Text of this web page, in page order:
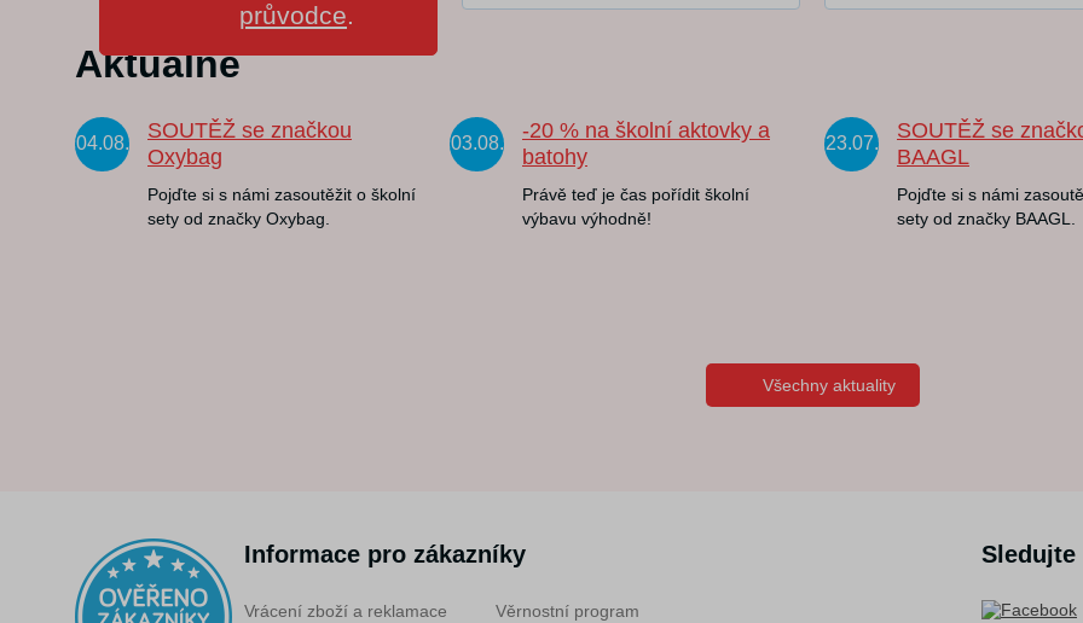
průvodce.
Aktuálně
04.08.
SOUTĚŽ se značkou
Oxybag
Pojďte si s námi zasoutěžit o školní
sety od značky Oxybag.
03.08.
-20 % na školní aktovky a
batohy
Právě teď je čas pořídit školní
výbavu výhodně!
23.07.
SOUTĚŽ se
BAAGL
Pojďte si s námi
sety od značky BAAGL.
Všechny aktuality
Informace pro zákazníky
Vrácení zboží a reklamace Věrnostní program
Sledujte